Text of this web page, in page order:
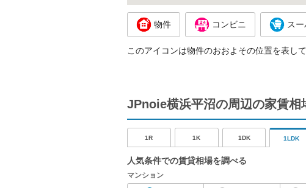
物件 コンビニ ス
このアイコンは物件のおおよその位置を表し
JPnoie横浜平沼の周辺の家賃相
1R 1K 1DK 1LDK
人気条件での賃貸相場を調べる
マンション